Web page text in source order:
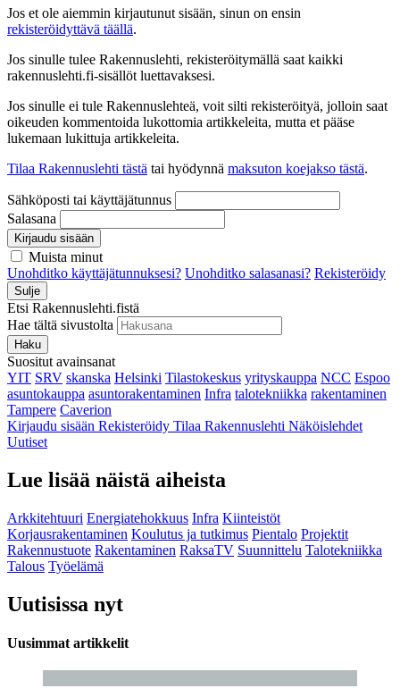
Jos et ole aiemmin kirjautunut sisään, sinun on ensin
rekisteröidyttävä täällä.
Jos sinulle tulee Rakennuslehti, rekisteröitymällä saat kaikki
rakennuslehti.fi-sisällöt luettavaksesi.
Jos sinulle ei tule Rakennuslehteä, voit silti rekisteröityä, jolloin saat
oikeuden kommentoida lukottomia artikkeleita, mutta et pääse
lukemaan lukittuja artikkeleita.
Tilaa Rakennuslehti tästä tai hyödynnä maksuton koejakso tästä.
Sähköposti tai käyttäjätunnus
Salasana
Kirjaudu sisään
Muista minut
Unohditko käyttäjätunnuksesi? Unohditko salasanasi? Rekisteröidy
Sulje
Etsi Rakennuslehti.fistä
Hae tältä sivustolta
Haku
Suositut avainsanat
YIT SRV skanska Helsinki Tilastokeskus yrityskauppa NCC Espoo
asuntokauppa asuntorakentaminen Infra talotekniikka rakentaminen
Tampere Caverion
Kirjaudu sisään Rekisteröidy Tilaa Rakennuslehti Näköislehdet
Uutiset
Lue lisää näistä aiheista
Arkkitehtuuri Energiatehokkuus Infra Kiinteistöt
Korjausrakentaminen Koulutus ja tutkimus Pientalo Projektit
Rakennustuote Rakentaminen RaksaTV Suunnittelu Talotekniikka
Talous Työelämä
Uutisissa nyt
Uusimmat artikkelit